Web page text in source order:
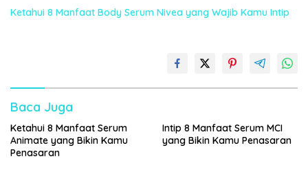
Ketahui 8 Manfaat Body Serum Nivea yang Wajib Kamu Intip
Baca Juga
Ketahui 8 Manfaat Serum
Animate yang Bikin Kamu
Penasaran
Intip 8 Manfaat Serum MCI
yang Bikin Kamu Penasaran